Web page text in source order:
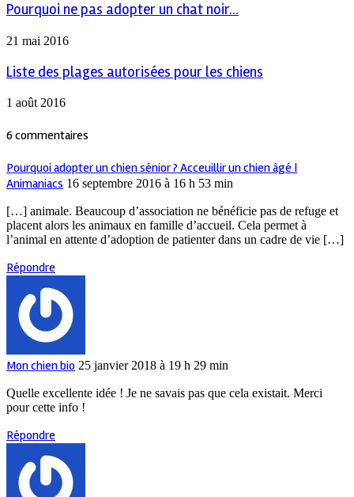
Pourquoi ne pas adopter un chat noir...
21 mai 2016
Liste des plages autorisées pour les chiens
1 août 2016
6 commentaires
Pourquoi adopter un chien sénior ? Acceuillir un chien âgé |
Animaniacs 16 septembre 2016 à 16 h 53 min
[…] animale. Beaucoup d’association ne bénéficie pas de refuge et
placent alors les animaux en famille d’accueil. Cela permet à
l’animal en attente d’adoption de patienter dans un cadre de vie […]
Répondre
Mon chien bio 25 janvier 2018 à 19 h 29 min
Quelle excellente idée ! Je ne savais pas que cela existait. Merci
pour cette info !
Répondre